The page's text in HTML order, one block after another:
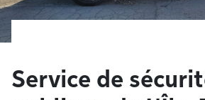
Service de